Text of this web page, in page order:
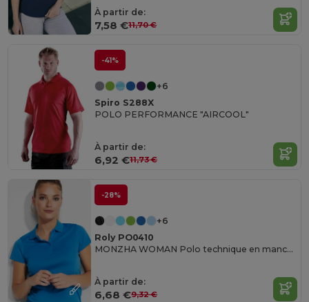
À partir de:
7,58 €11,70 €
-41%
+6
Spiro S288X
POLO PERFORMANCE "AIRCOOL"
À partir de:
6,92 €11,73 €
-28%
+6
Roly PO0410
MONZHA WOMAN Polo technique en manches courtes pour femme
À partir de:
6,68 €9,32 €